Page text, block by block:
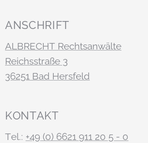
ANSCHRIFT
ALBRECHT Rechtsanwälte
Reichsstraße 3
36251 Bad Hersfeld
KONTAKT
Tel.: +49 (0) 6621 911 20 5 - 0